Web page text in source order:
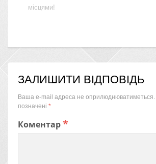
місцями!
ЗАЛИШИТИ ВІДПОВІДЬ
Ваша e-mail адреса не оприлюднюватиметься.
позначені *
Коментар*